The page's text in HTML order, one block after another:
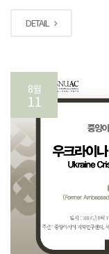
DETAIL
8월
11